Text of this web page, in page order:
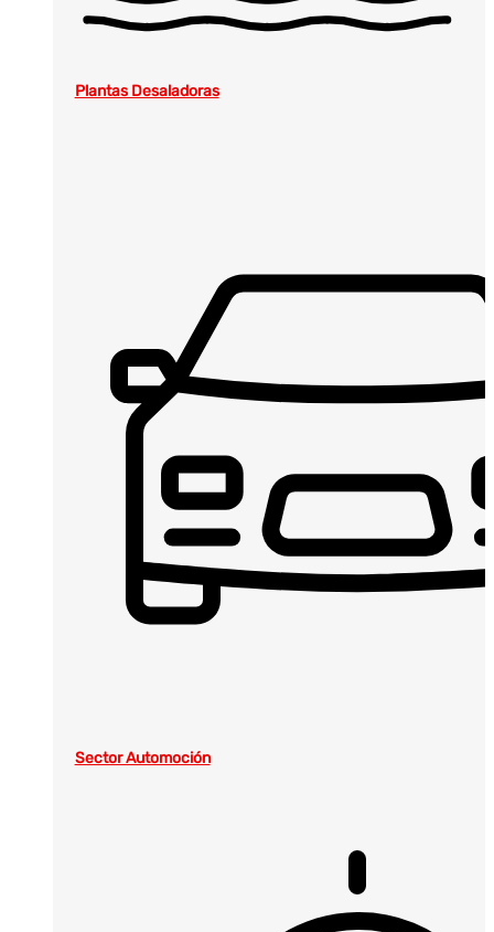
Plantas Desaladoras
Sector Automoción